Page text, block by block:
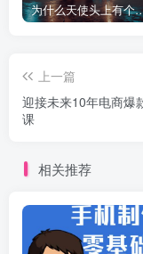
为什么天使
上一篇
迎接未来10年电商爆
课
相关推荐